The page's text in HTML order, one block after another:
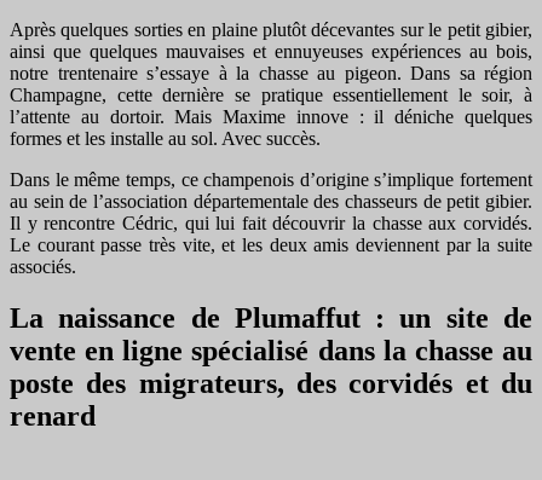
Après quelques sorties en plaine plutôt décevantes sur le petit gibier,
ainsi que quelques mauvaises et ennuyeuses expériences au bois,
notre trentenaire s’essaye à la chasse au pigeon. Dans sa région
Champagne, cette dernière se pratique essentiellement le soir, à
l’attente au dortoir. Mais Maxime innove : il déniche quelques
formes et les installe au sol. Avec succès.
Dans le même temps, ce champenois d’origine s’implique fortement
au sein de l’association départementale des chasseurs de petit gibier.
Il y rencontre Cédric, qui lui fait découvrir la chasse aux corvidés.
Le courant passe très vite, et les deux amis deviennent par la suite
associés.
La naissance de Plumaffut : un site de
vente en ligne spécialisé dans la chasse au
poste des migrateurs, des corvidés et du
renard